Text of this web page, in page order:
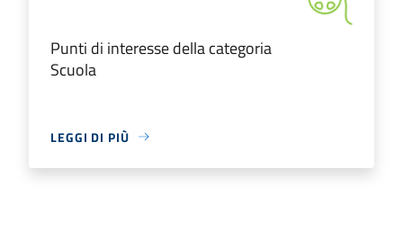
Punti di interesse della categoria
Scuola
LEGGI DI PIÙ